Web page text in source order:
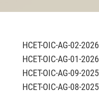
HCET-OIC-AG-02-2026
HCET-OIC-AG-01-2026
HCET-OIC-AG-09-2025
HCET-OIC-AG-08-2025